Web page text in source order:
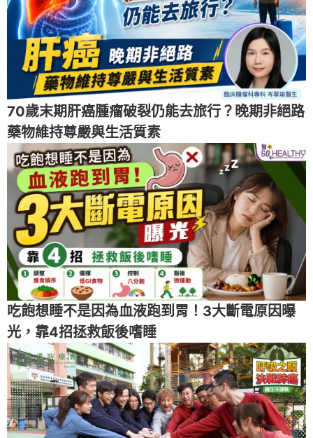
70歲末期肝癌腫瘤破裂仍能去旅行？晚期非絕路
藥物維持尊嚴與生活質素
吃飽想睡不是因為血液跑到胃！3大斷電原因曝
光，靠4招拯救飯後嗜睡